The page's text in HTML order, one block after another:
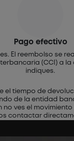
Pago efectivo
El reembolso se
(CCI) a la
indiques.
el tiempo de
de la entidad
no ves el
contactar